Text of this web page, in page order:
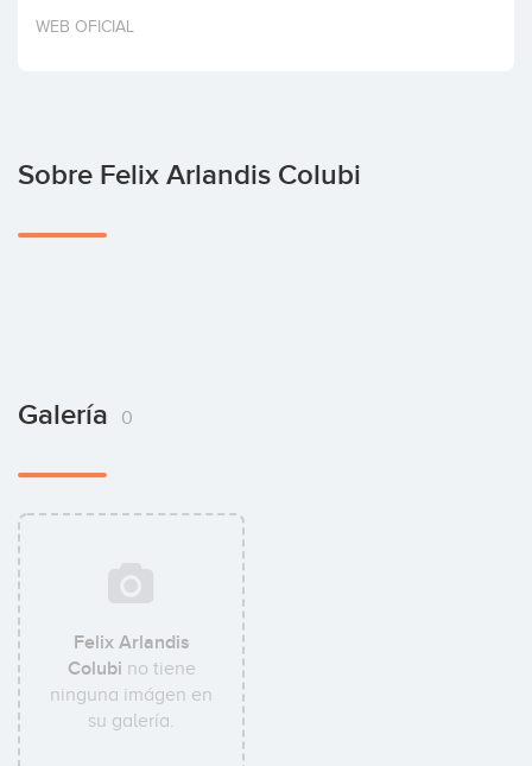
Invertir
WEB OFICIAL
Sobre Felix Arlandis Colubi
Galería 0
Felix Arlandis
Colubi no tiene
ninguna imágen en
su galería.